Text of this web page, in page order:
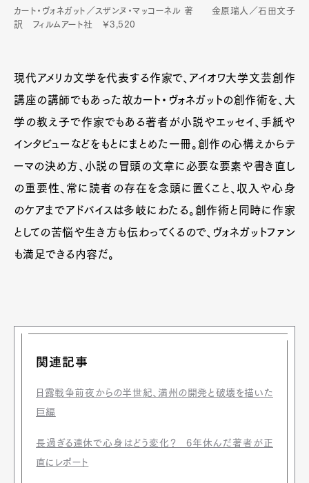
カート・ヴォネガット／スザンヌ・マッコーネル 著 金原瑞人／石田文子
訳 フィルムアート社 ￥3,520
現代アメリカ文学を代表する作家で、アイオワ大学文芸創作
講座の講師でもあった故カート・ヴォネガットの創作術を、大
学の教え子で作家でもある著者が小説やエッセイ、手紙や
インタビューなどをもとにまとめた一冊。創作の心構えからテ
ーマの決め方、小説の冒頭の文章に必要な要素や書き直し
の重要性、常に読者の存在を念頭に置くこと、収入や心身
のケアまでアドバイスは多岐にわたる。創作術と同時に作家
としての苦悩や生き方も伝わってくるので、ヴォネガットファン
も満足できる内容だ。
関連記事
日露戦争前夜からの半世紀、満州の開発と破壊を描いた
巨編
長過ぎる連休で心身はどう変化？ 6年休んだ著者が正
直にレポート